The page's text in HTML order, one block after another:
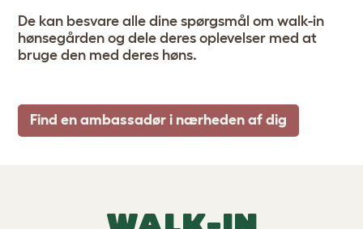
De kan besvare alle dine spørgsmål om walk-in
hønsegården og dele deres oplevelser med at
bruge den med deres høns.
Find en ambassadør i nærheden af dig